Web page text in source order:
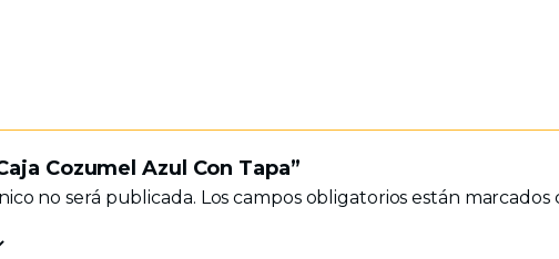
Cozumel Azul Con Tapa”
no será publicada. Los campos obligatorios están marcados